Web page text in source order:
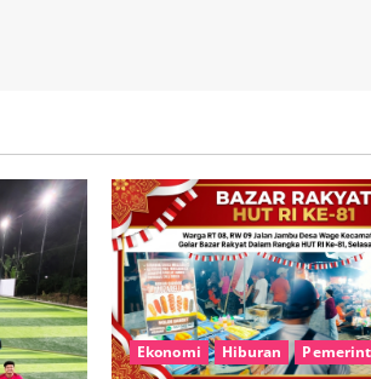
Ekonomi Hiburan